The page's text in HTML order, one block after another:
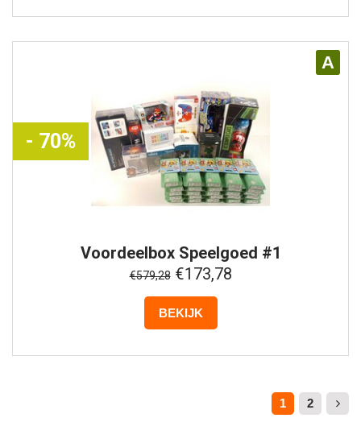
A
- 70%
VoordeelboxSpeelgoed #1
€579,28€173,78
BEKIJK
1 2